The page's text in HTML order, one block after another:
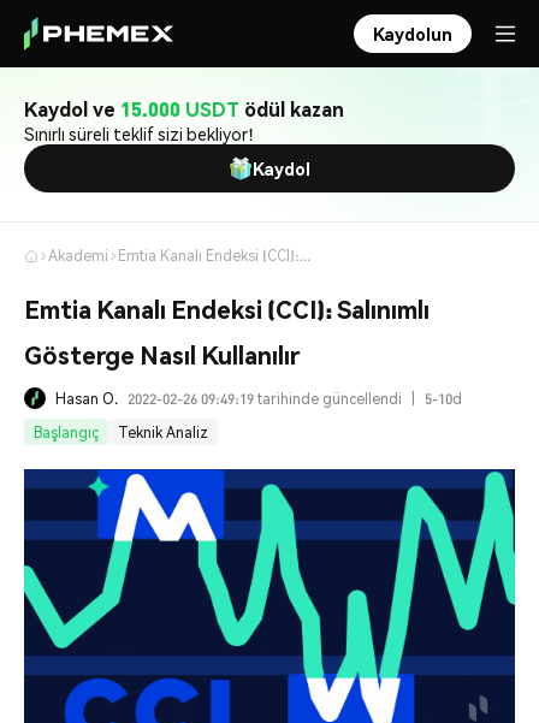
Kaydolun
Kaydol ve 15.000 USDT ödül kazan
Sınırlı süreli teklif sizi bekliyor!
Kaydol
Akademi Emtia Kanalı Endeksi (CCI): Salınımlı Gösterge Nasıl Kullanılır
Emtia Kanalı Endeksi (CCI): Salınımlı
Gösterge Nasıl Kullanılır
Hasan O. 2022-02-26 09:49:19 tarihinde güncellendi
5-10d
Başlangıç
Teknik Analiz